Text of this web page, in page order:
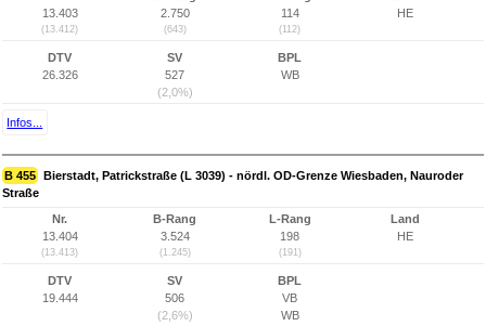
13.403
(13.412)
2.750
(643)
114
(112)
HE
DTV
26.326
SV
527
(2,0%)
BPL
WB
Infos...
B 455 Bierstadt, Patrickstraße (L 3039) - nördl. OD-Grenze Wiesbaden, Nauroder
Straße
Nr.
13.404
(13.413)
B-Rang
3.524
(1.245)
L-Rang
198
(191)
Land
HE
DTV
19.444
SV
506
(2,6%)
BPL
VB
WB